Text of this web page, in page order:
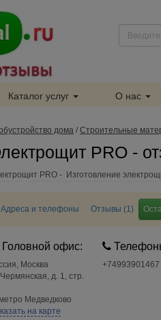
Каталог услуг О нас
дома / Строительные
PRO -
PRO - Изготовление
Адреса и телефоны Отзывы (1)
Головной офис:
, Москва
д. 1, стр.
Медведково
на карте
+74993901467